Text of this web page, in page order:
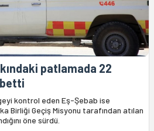
patlamada 22
kontrol eden Eş-Şebab ise
Birliği Geçiş Misyonu tarafından atılan
öne sürdü.